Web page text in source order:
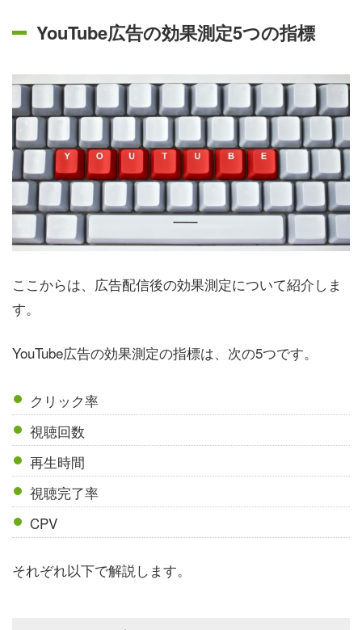
YouTube広告の効果測定5つの指標
ここからは、広告配信後の効果測定について紹介しま
す。
YouTube広告の効果測定の指標は、次の5つです。
クリック率
視聴回数
再生時間
視聴完了率
CPV
それぞれ以下で解説します。